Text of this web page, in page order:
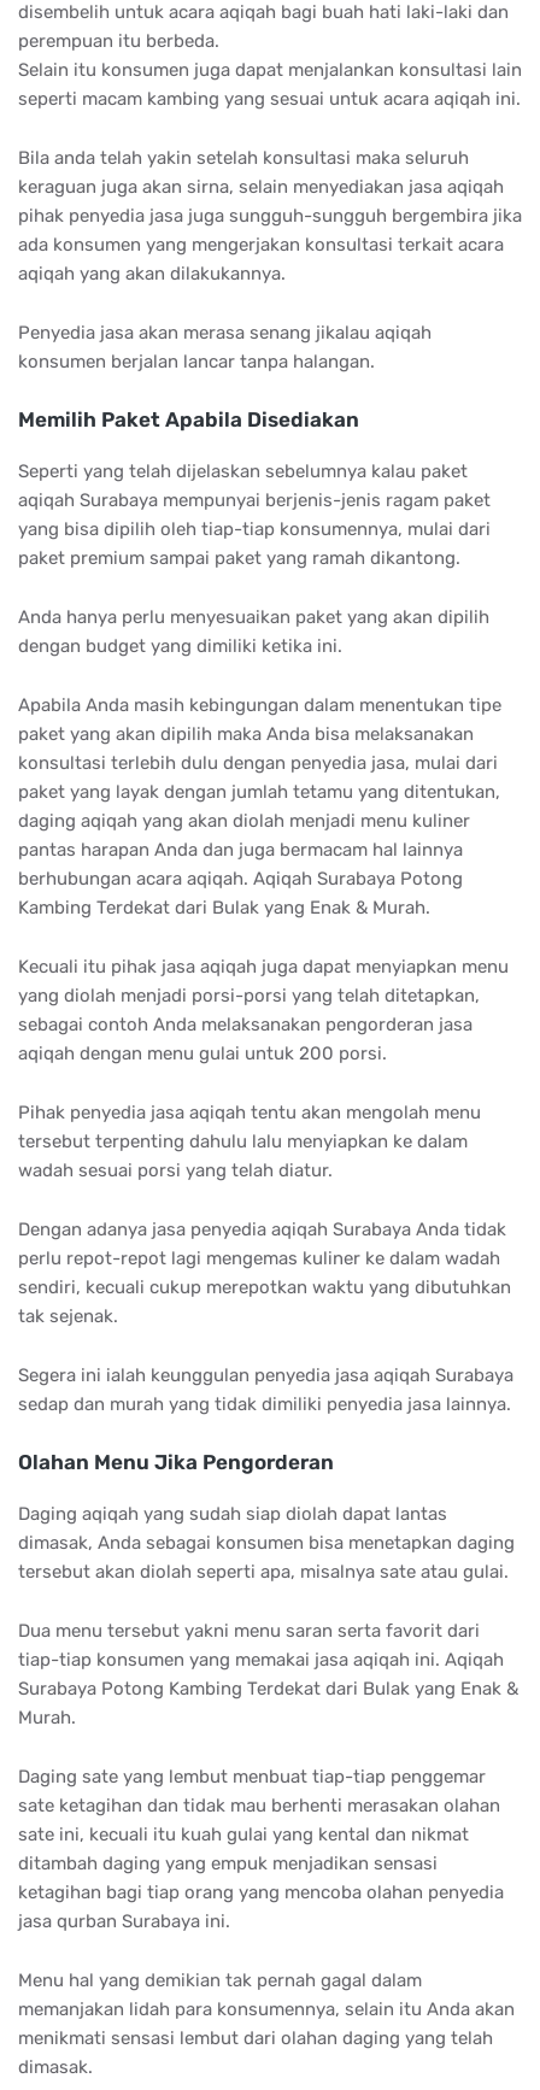
disembelih untuk acara aqiqah bagi buah hati laki-laki dan
perempuan itu berbeda.
Selain itu konsumen juga dapat menjalankan konsultasi lain
seperti macam kambing yang sesuai untuk acara aqiqah ini.
Bila anda telah yakin setelah konsultasi maka seluruh
keraguan juga akan sirna, selain menyediakan jasa aqiqah
pihak penyedia jasa juga sungguh-sungguh bergembira jika
ada konsumen yang mengerjakan konsultasi terkait acara
aqiqah yang akan dilakukannya.
Penyedia jasa akan merasa senang jikalau aqiqah
konsumen berjalan lancar tanpa halangan.
Memilih Paket Apabila Disediakan
Seperti yang telah dijelaskan sebelumnya kalau paket
aqiqah Surabaya mempunyai berjenis-jenis ragam paket
yang bisa dipilih oleh tiap-tiap konsumennya, mulai dari
paket premium sampai paket yang ramah dikantong.
Anda hanya perlu menyesuaikan paket yang akan dipilih
dengan budget yang dimiliki ketika ini.
Apabila Anda masih kebingungan dalam menentukan tipe
paket yang akan dipilih maka Anda bisa melaksanakan
konsultasi terlebih dulu dengan penyedia jasa, mulai dari
paket yang layak dengan jumlah tetamu yang ditentukan,
daging aqiqah yang akan diolah menjadi menu kuliner
pantas harapan Anda dan juga bermacam hal lainnya
berhubungan acara aqiqah. Aqiqah Surabaya Potong
Kambing Terdekat dari Bulak yang Enak & Murah.
Kecuali itu pihak jasa aqiqah juga dapat menyiapkan menu
yang diolah menjadi porsi-porsi yang telah ditetapkan,
sebagai contoh Anda melaksanakan pengorderan jasa
aqiqah dengan menu gulai untuk 200 porsi.
Pihak penyedia jasa aqiqah tentu akan mengolah menu
tersebut terpenting dahulu lalu menyiapkan ke dalam
wadah sesuai porsi yang telah diatur.
Dengan adanya jasa penyedia aqiqah Surabaya Anda tidak
perlu repot-repot lagi mengemas kuliner ke dalam wadah
sendiri, kecuali cukup merepotkan waktu yang dibutuhkan
tak sejenak.
Segera ini ialah keunggulan penyedia jasa aqiqah Surabaya
sedap dan murah yang tidak dimiliki penyedia jasa lainnya.
Olahan Menu Jika Pengorderan
Daging aqiqah yang sudah siap diolah dapat lantas
dimasak, Anda sebagai konsumen bisa menetapkan daging
tersebut akan diolah seperti apa, misalnya sate atau gulai.
Dua menu tersebut yakni menu saran serta favorit dari
tiap-tiap konsumen yang memakai jasa aqiqah ini. Aqiqah
Surabaya Potong Kambing Terdekat dari Bulak yang Enak &
Murah.
Daging sate yang lembut menbuat tiap-tiap penggemar
sate ketagihan dan tidak mau berhenti merasakan olahan
sate ini, kecuali itu kuah gulai yang kental dan nikmat
ditambah daging yang empuk menjadikan sensasi
ketagihan bagi tiap orang yang mencoba olahan penyedia
jasa qurban Surabaya ini.
Menu hal yang demikian tak pernah gagal dalam
memanjakan lidah para konsumennya, selain itu Anda akan
menikmati sensasi lembut dari olahan daging yang telah
dimasak.